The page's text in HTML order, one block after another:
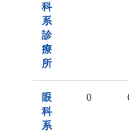
科
系
診
療
所
眼
科
系
0